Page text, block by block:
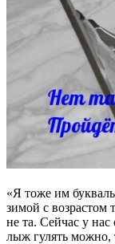
«Я тоже им
зимой с возрастом
не та. Сейчас у нас
лыж гулять можно,